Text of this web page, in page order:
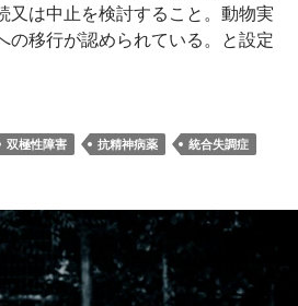
又は中止を検討すること。動物実
の移行が認められている。と設定
双極性障害 抗精神病薬 統合失調症